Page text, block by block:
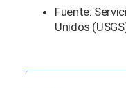
Fuente:
Unidos